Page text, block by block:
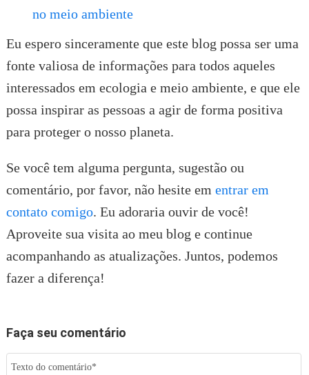
no meio ambiente
Eu espero sinceramente que este blog possa ser uma
fonte valiosa de informações para todos aqueles
interessados em ecologia e meio ambiente, e que ele
possa inspirar as pessoas a agir de forma positiva
para proteger o nosso planeta.
Se você tem alguma pergunta, sugestão ou
comentário, por favor, não hesite em entrar em
contato comigo. Eu adoraria ouvir de você!
Aproveite sua visita ao meu blog e continue
acompanhando as atualizações. Juntos, podemos
fazer a diferença!
Faça seu comentário